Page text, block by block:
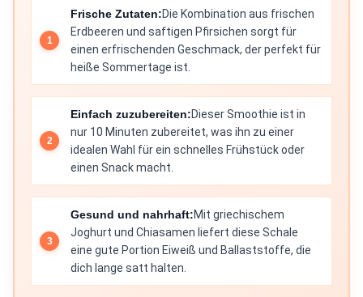
Frische Zutaten:Die Kombination aus frischen
Erdbeeren und saftigen Pfirsichen sorgt für
einen erfrischenden Geschmack, der perfekt für
heiße Sommertage ist.
Einfach zuzubereiten:Dieser Smoothie ist in
nur 10 Minuten zubereitet, was ihn zu einer
idealen Wahl für ein schnelles Frühstück oder
einen Snack macht.
Gesund und nahrhaft:Mit griechischem
Joghurt und Chiasamen liefert diese Schale
eine gute Portion Eiweiß und Ballaststoffe, die
dich lange satt halten.